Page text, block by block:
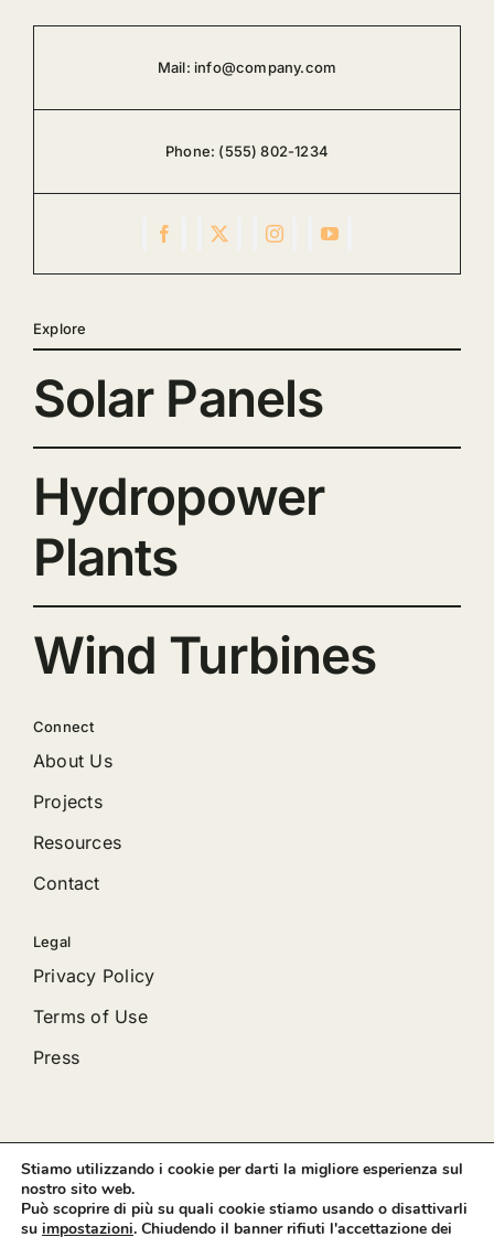
Mail: info@company.com
Phone: (555) 802-1234
Explore
Solar Panels
Hydropower
Plants
Wind Turbines
Connect
About Us
Projects
Resources
Contact
Legal
Privacy Policy
Terms of Use
Press
© 2012 - 2026 •Avadais aWebsite BuilderforWordPress
eCommerce
• All Rights Reserved • Developed by
ThemeFusion
Stiamo utilizzando i cookie per darti la migliore esperienza sul
nostro sito web.
Può scoprire di più su quali cookie stiamo usando o disattivarli
su impostazioni. Chiudendo il banner rifiuti l'accettazione dei